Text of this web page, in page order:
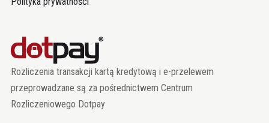
Rozliczenia transakcji kartą kredytową i e-przelewem
przeprowadzane są za pośrednictwem Centrum
Rozliczeniowego Dotpay